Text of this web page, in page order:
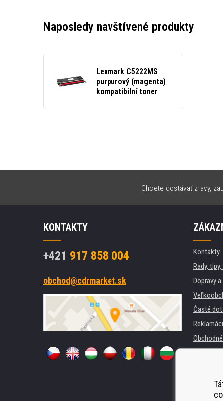
Naposledy navštívené produkty
Lexmark C5222MS
purpurový (magenta)
kompatibilní toner
Chcete dostávať zľavy,
KONTAKTY
+421 917 858 004
obchod@cdrmarket.sk
Kontakty
Rady,
Dopravy
Časté